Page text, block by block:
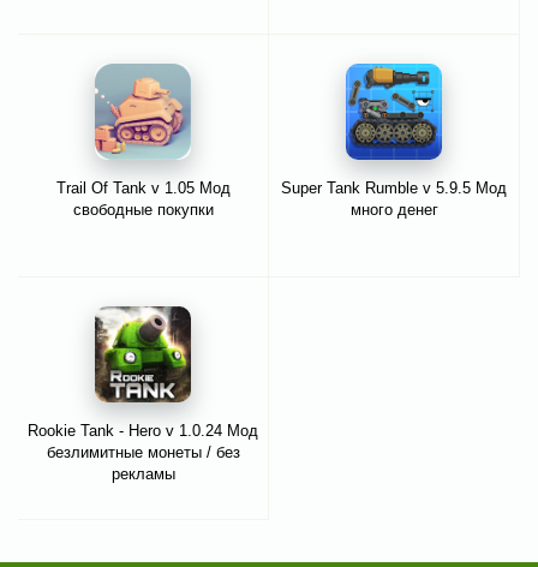
Trail Of Tank v 1.05 Мод
свободные покупки
Super Tank Rumble v 5.9.5 Мод
много денег
Rookie Tank - Hero v 1.0.24 Мод
безлимитные монеты / без
рекламы